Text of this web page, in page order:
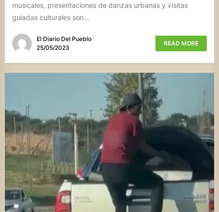
musicales, presentaciones de danzas urbanas y visitas
guiadas culturales son...
El Diario Del Pueblo
25/05/2023
READ MORE